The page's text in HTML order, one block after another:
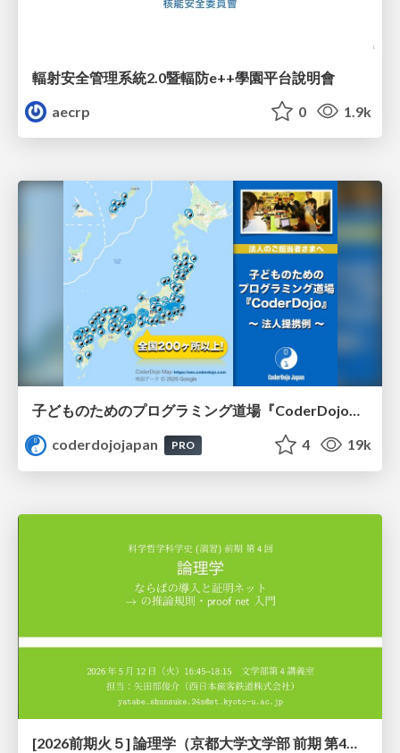
輻射安全管理系統2.0暨輻防e++學園平台說明會
aecrp
0 1.9k
子どものためのプログラミング道場『CoderDojo』〜法人提携例〜 / Partnership with CoderDojo Japan
coderdojojapan
PRO 4 19k
[2026前期火５] 論理学（京都大学文学部 前期 第4回）「 ならば（→）の導入と証明ネット」